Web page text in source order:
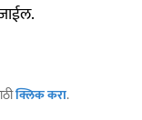
क्लिक करा.